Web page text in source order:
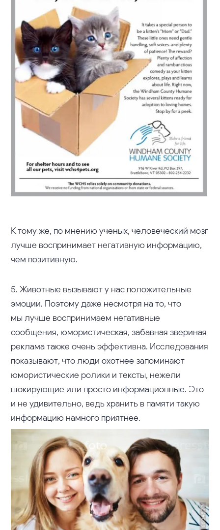
К тому же, по мнению ученых, человеческий мозг
лучше воспринимает негативную информацию,
чем позитивную.
5. Животные вызывают у нас положительные
эмоции. Поэтому даже несмотря на то, что
мы лучше воспринимаем негативные
сообщения, юмористическая, забавная звериная
реклама также очень эффективна. Исследования
показывают, что люди охотнее запоминают
юмористические ролики и тексты, нежели
шокирующие или просто информационные. Это
и не удивительно, ведь хранить в памяти такую
информацию намного приятнее.